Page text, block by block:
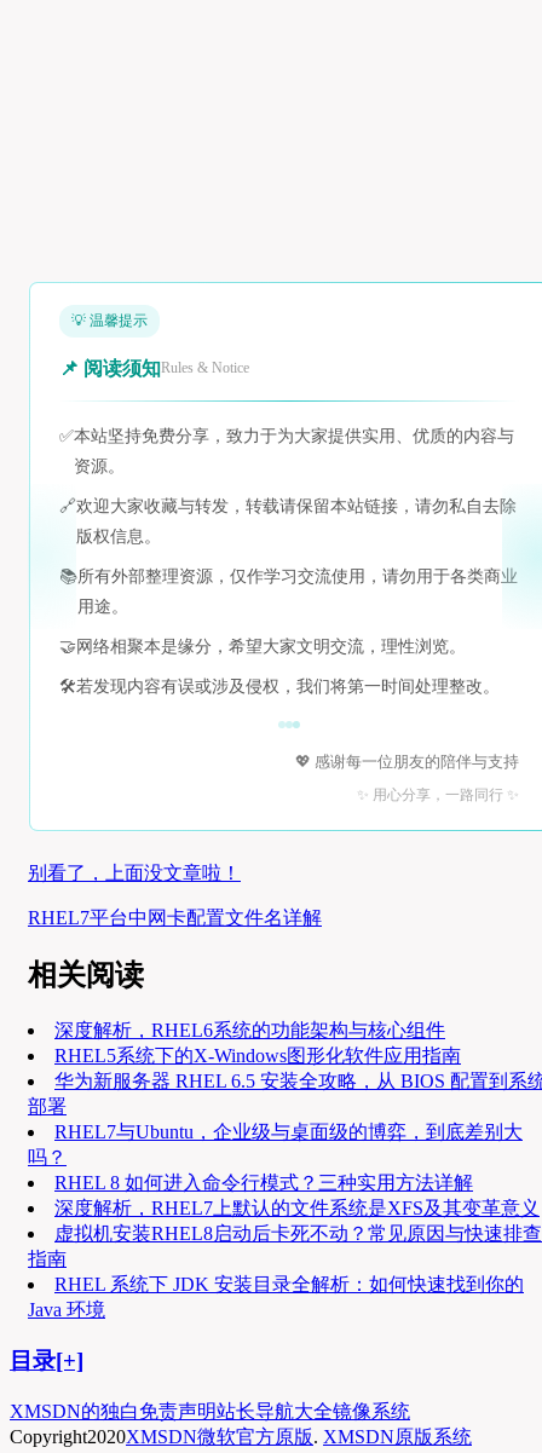
💡 温馨提示
📌 阅读须知Rules & Notice
✅本站坚持免费分享，致力于为大家提供实用、优质的内容与
资源。
🔗欢迎大家收藏与转发，转载请保留本站链接，请勿私自去除
版权信息。
📚所有外部整理资源，仅作学习交流使用，请勿用于各类商业
用途。
🤝 网络相聚本是缘分，希望大家文明交流，理性浏览。
🛠️若发现内容有误或涉及侵权，我们将第一时间处理整改。
💖 感谢每一位朋友的陪伴与支持
✨ 用心分享，一路同行 ✨
别看了，上面没文章啦！
RHEL7平台中网卡配置文件名详解
相关阅读
深度解析，RHEL6系统的功能架构与核心组件
RHEL5系统下的X-Windows图形化软件应用指南
华为新服务器 RHEL 6.5 安装全攻略，从 BIOS 配置到系
部署
RHEL7与Ubuntu，企业级与桌面级的博弈，到底差别大
吗？
RHEL 8 如何进入命令行模式？三种实用方法详解
深度解析，RHEL7上默认的文件系统是XFS及其变革意义
虚拟机安装RHEL8启动后卡死不动？常见原因与快速排查
指南
RHEL 系统下 JDK 安装目录全解析：如何快速找到你的
Java 环境
目录[+]
XMSDN的独白免责声明站长导航大全镜像系统
Copyright2020XMSDN微软官方原版. XMSDN原版系统